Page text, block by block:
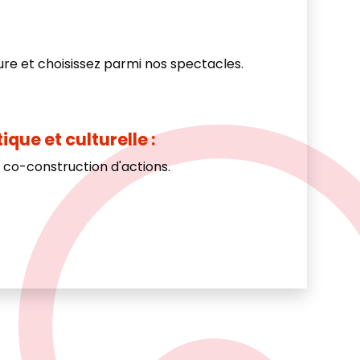
et choisissez parmi nos spectacles.
et culturelle :
co-construction d'actions.